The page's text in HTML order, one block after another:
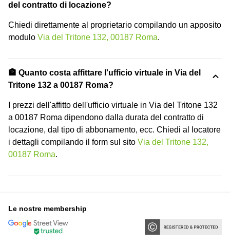
del contratto di locazione?
Chiedi direttamente al proprietario compilando un apposito
modulo Via del Tritone 132, 00187 Roma.
🏦 Quanto costa affittare l'ufficio virtuale in Via del
Tritone 132 a 00187 Roma?
I prezzi dell'affitto dell'ufficio virtuale in Via del Tritone 132
a 00187 Roma dipendono dalla durata del contratto di
locazione, dal tipo di abbonamento, ecc. Chiedi al locatore
i dettagli compilando il form sul sito Via del Tritone 132,
00187 Roma.
Le nostre membership